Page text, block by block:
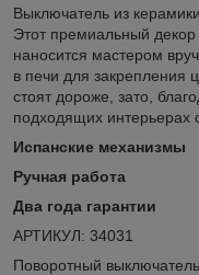
Выключатель из
Этот премиальный
наносится мастером
в печи для закрепления
стоят дороже, зато,
подходящих интерьерах
Испанские механизмы
Ручная работа
Два года гарантии
АРТИКУЛ: 34031
Поворотный